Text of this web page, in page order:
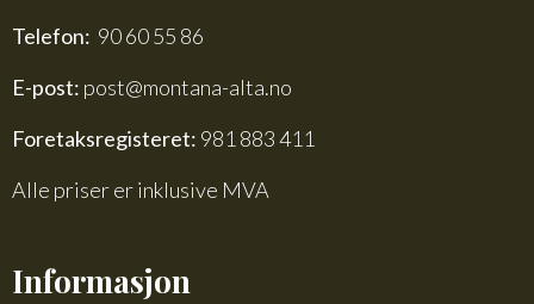
Telefon: 90 60 55 86
E-post: post@montana-alta.no
Foretaksregisteret: 981 883 411
Alle priser er inklusive MVA
Informasjon